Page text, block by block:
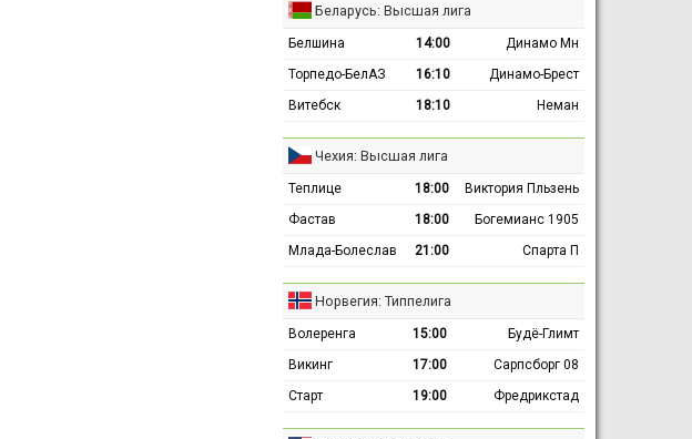
Беларусь: Высшая лига
Белшина 14:00
Динамо Мн
Торпедо-БелАЗ
16:10
Динамо-Брест
Витебск
18:10 Неман
Чехия: Высшая лига
Теплице 18:00
Виктория Пльзень
Фастав
18:00
Богемианс 1905
Млада-Болеслав
21:00 Спарта П
Норвегия: Типпелига
Волеренга 15:00
Будё-Глимт
Викинг
17:00
Сарпсборг 08
Старт
19:00 Фредрикстад